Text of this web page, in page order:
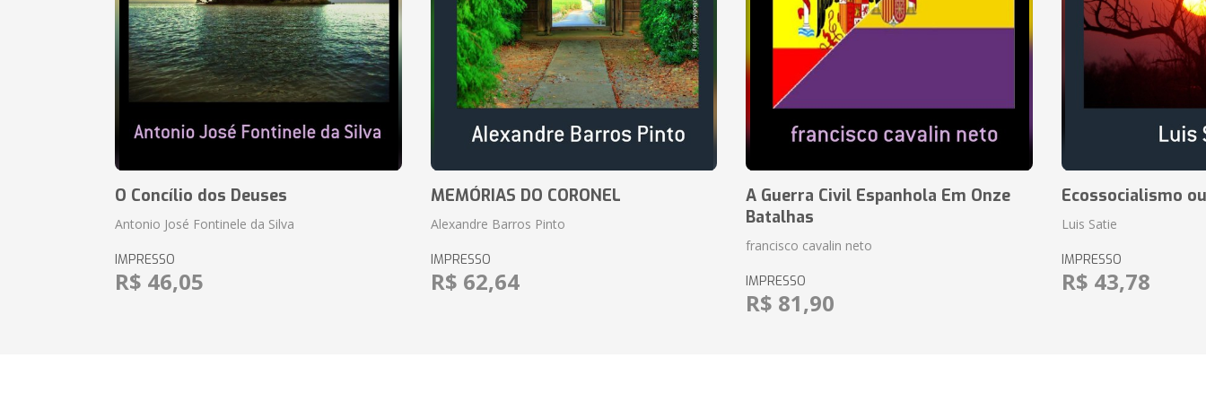
O Concílio dos Deuses
Antonio José Fontinele da Silva
IMPRESSO
R$ 46,05
MEMÓRIAS DO CORONEL
Alexandre Barros Pinto
IMPRESSO
R$ 62,64
A Guerra Civil Espanhola Em Onze
Batalhas
francisco cavalin neto
IMPRESSO
R$ 81,90
Ecossocialismo
Luis Satie
IMPRESSO
R$ 43,78